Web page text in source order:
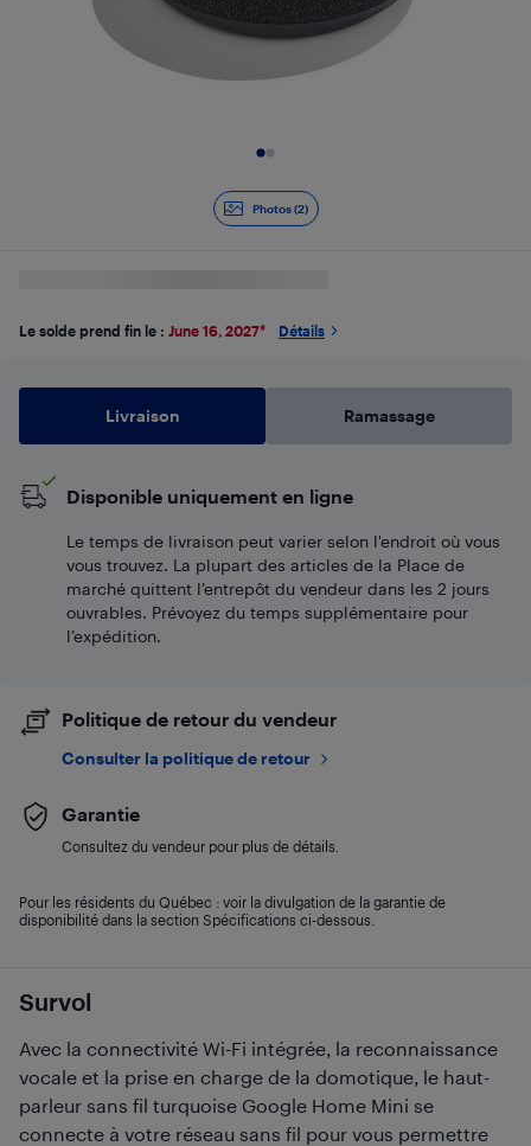
Photos (2)
Survol
Avec la connectivité Wi-Fi intégrée, la reconnaissance
vocale et la prise en charge de la domotique, le haut-
parleur sans fil turquoise Google Home Mini se
connecte à votre réseau sans fil pour vous permettre
Le solde prend fin le : June 16, 2027* Détails
Livraison Ramassage
Disponible uniquement en ligne
Le temps de livraison peut varier selon l'endroit où vous
vous trouvez. La plupart des articles de la Place de
marché quittent l’entrepôt du vendeur dans les 2 jours
ouvrables. Prévoyez du temps supplémentaire pour
l’expédition.
Politique de retour du vendeur
Consulter la politique de retour
Garantie
Consultez du vendeur pour plus de détails.
Pour les résidents du Québec : voir la divulgation de la garantie de
disponibilité dans la section Spécifications ci-dessous.